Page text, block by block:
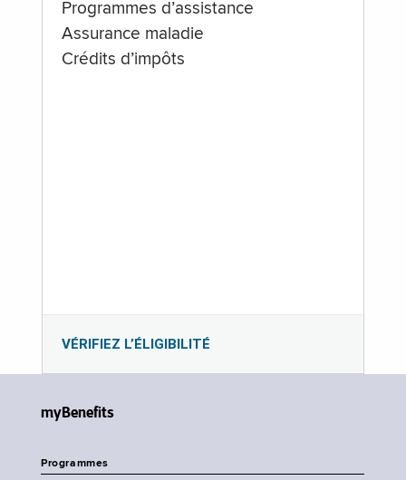
Programmes d’assistance
Assurance maladie
Crédits d’impôts
VÉRIFIEZ L’ÉLIGIBILITÉ
myBenefits
Programmes